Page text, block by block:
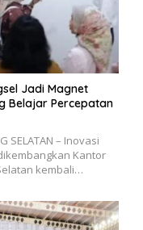
Jadi Magnet
Belajar Percepatan
SELATAN – Inovasi
Kantor
kembali…